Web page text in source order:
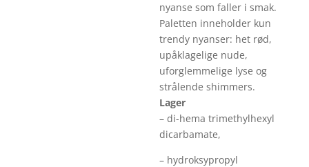
nyanse som faller i smak.
Paletten inneholder kun
trendy nyanser: het rød,
upåklagelige nude,
uforglemmelige lyse og
strålende shimmers.
Lager
– di-hema trimethylhexyl
dicarbamate,
– hydroksypropyl